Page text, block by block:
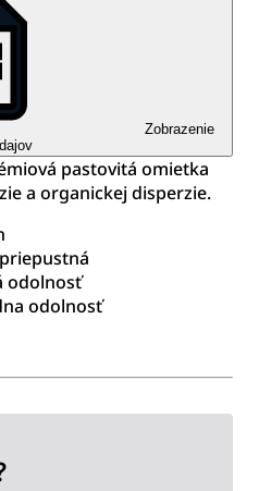
Zobrazenie
pastovitá omietka
a organickej disperzie.
odolnosť
odolnosť